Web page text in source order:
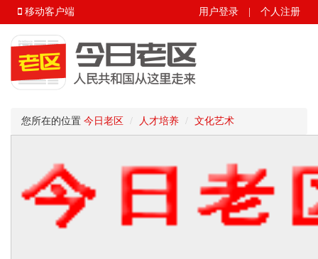
用户登录 个人注册
移动客户端
您所在的位置 今日老区 人才培养 文化艺术